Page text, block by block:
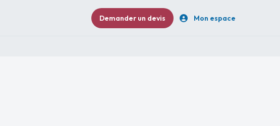
Demander un devis Mon espace